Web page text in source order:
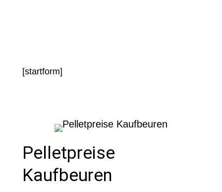
[startform]
Pelletpreise
Kaufbeuren